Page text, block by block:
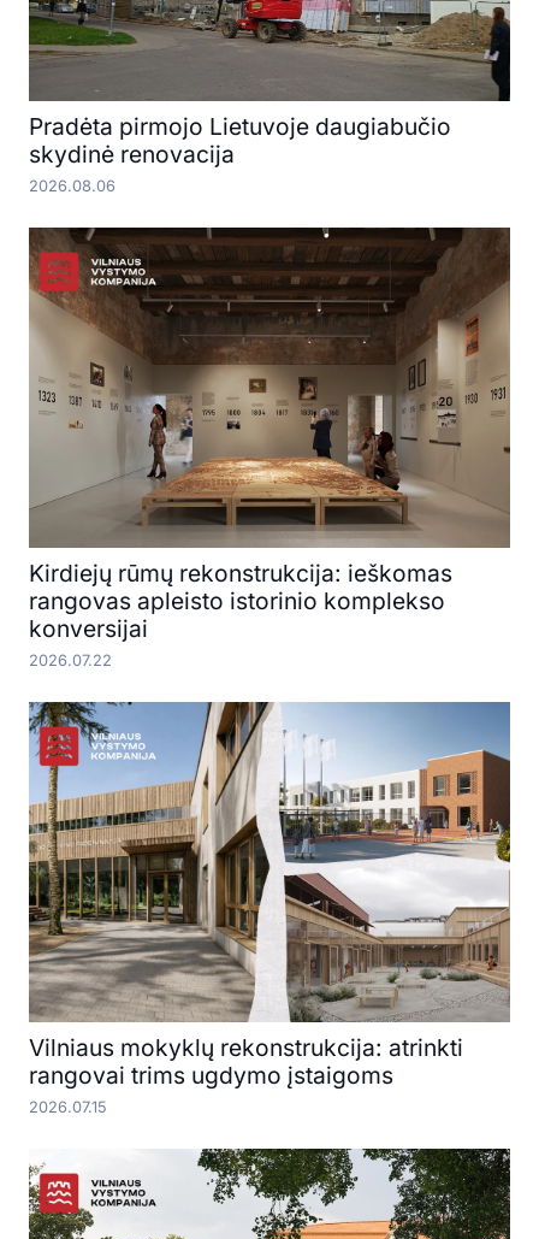
Pradėta pirmojo Lietuvoje daugiabučio
skydinė renovacija
2026.08.06
Kirdiejų rūmų rekonstrukcija: ieškomas
rangovas apleisto istorinio komplekso
konversijai
2026.07.22
Vilniaus mokyklų rekonstrukcija: atrinkti
rangovai trims ugdymo įstaigoms
2026.07.15